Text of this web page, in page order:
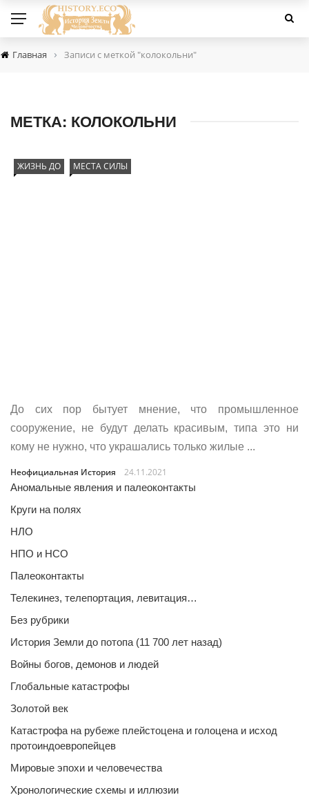
Главная › Записи с меткой "колокольни"
МЕТКА: КОЛОКОЛЬНИ
ЖИЗНЬ ДО МЕСТА СИЛЫ
До сих пор бытует мнение, что промышленное
сооружение, не будут делать красивым, типа это ни
кому не нужно, что украшались только жилые ...
Неофициальная История
24.11.2021
Аномальные явления и палеоконтакты
Круги на полях
НЛО
НПО и НСО
Палеоконтакты
Телекинез, телепортация, левитация…
Без рубрики
История Земли до потопа (11 700 лет назад)
Войны богов, демонов и людей
Глобальные катастрофы
Золотой век
Катастрофа на рубеже плейстоцена и голоцена и исход
протоиндоевропейцев
Мировые эпохи и человечества
Хронологические схемы и иллюзии